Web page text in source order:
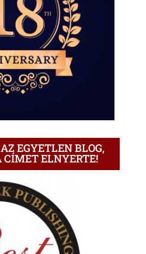
EGYETLEN BLOG,
ELNYERTE!